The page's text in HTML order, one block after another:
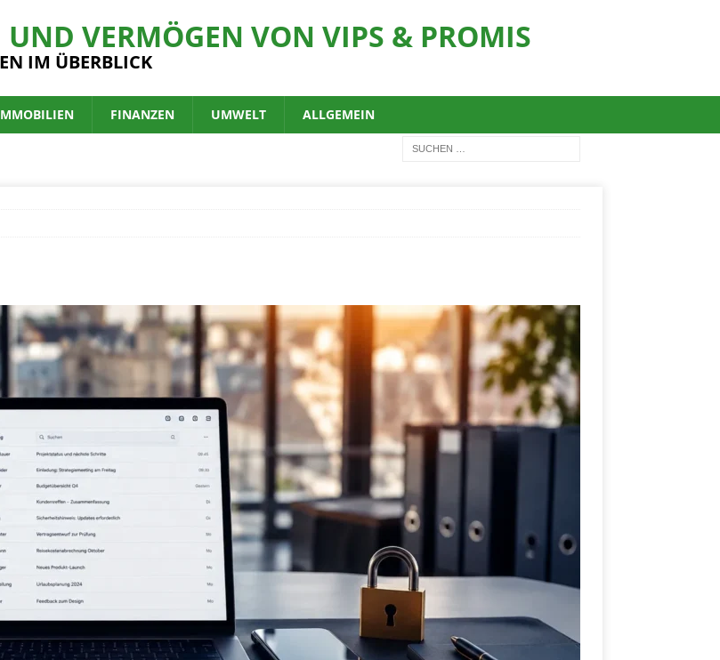
VERMÖGEN VON VIPS & PROMIS
IM ÜBERBLICK
FINANZEN UMWELT ALLGEMEIN